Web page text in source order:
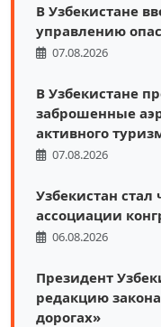
В Узбекистане
управлению
07.08.2026
В Узбекистане
заброшенные
активного
07.08.2026
Узбекистан
ассоциации
06.08.2026
Президент
редакцию
дорогах»